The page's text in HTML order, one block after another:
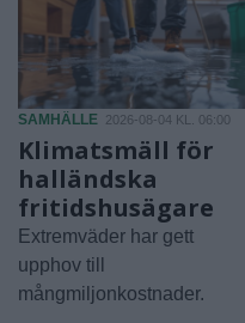
SAMHÄLLE 2026-08-04 KL. 06:00
Klimatsmäll för
halländska
fritidshusägare
Extremväder har gett
upphov till
mångmiljonkostnader.